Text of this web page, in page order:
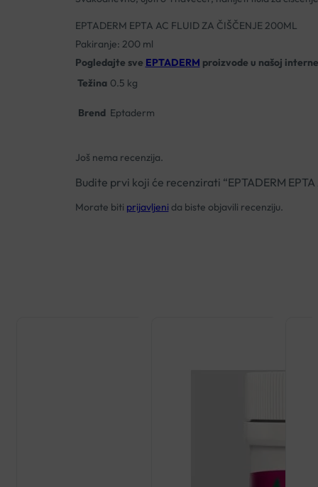
EPTADERM EPTA AC FLUID ZA ČIŠČENJE 200ML
Pakiranje: 200 ml
Pogledajte sve EPTADERM proizvode u našoj
Težina 0.5 kg
Brend Eptaderm
Još nema recenzija.
Budite prvi koji će recenzirati “EPTADERM
Morate biti prijavljeni da biste objavili recenziju.